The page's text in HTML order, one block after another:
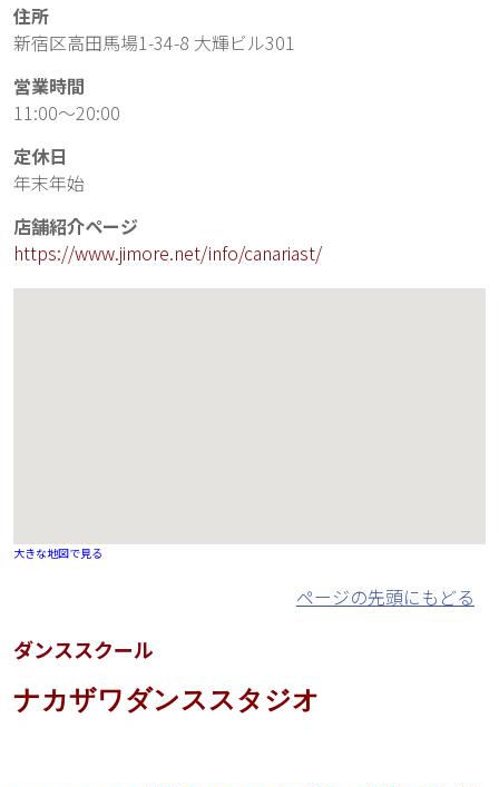
住所
新宿区高田馬場1-34-8 大輝ビル301
営業時間
11:00～20:00
定休日
年末年始
店舗紹介ページ
https://www.jimore.net/info/canariast/
大きな地図で見る
ページの先頭にもどる
ダンススクール
ナカザワダンススタジオ